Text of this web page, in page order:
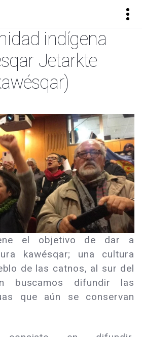
indígena
Jetarkte
el objetivo de dar a
kawésqar; una cultura
de las catnos, al sur del
buscamos difundir las
que aún se conservan